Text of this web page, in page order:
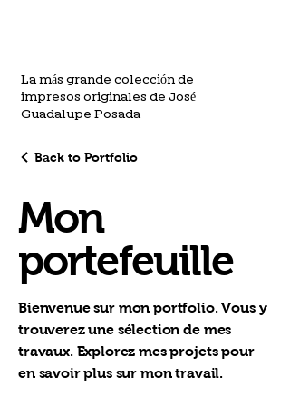
La más grande colección de
impresos originales de José
Guadalupe Posada
Back to Portfolio
Mon
portefeuille
Bienvenue sur mon portfolio. Vous y
trouverez une sélection de mes
travaux. Explorez mes projets pour
en savoir plus sur mon travail.